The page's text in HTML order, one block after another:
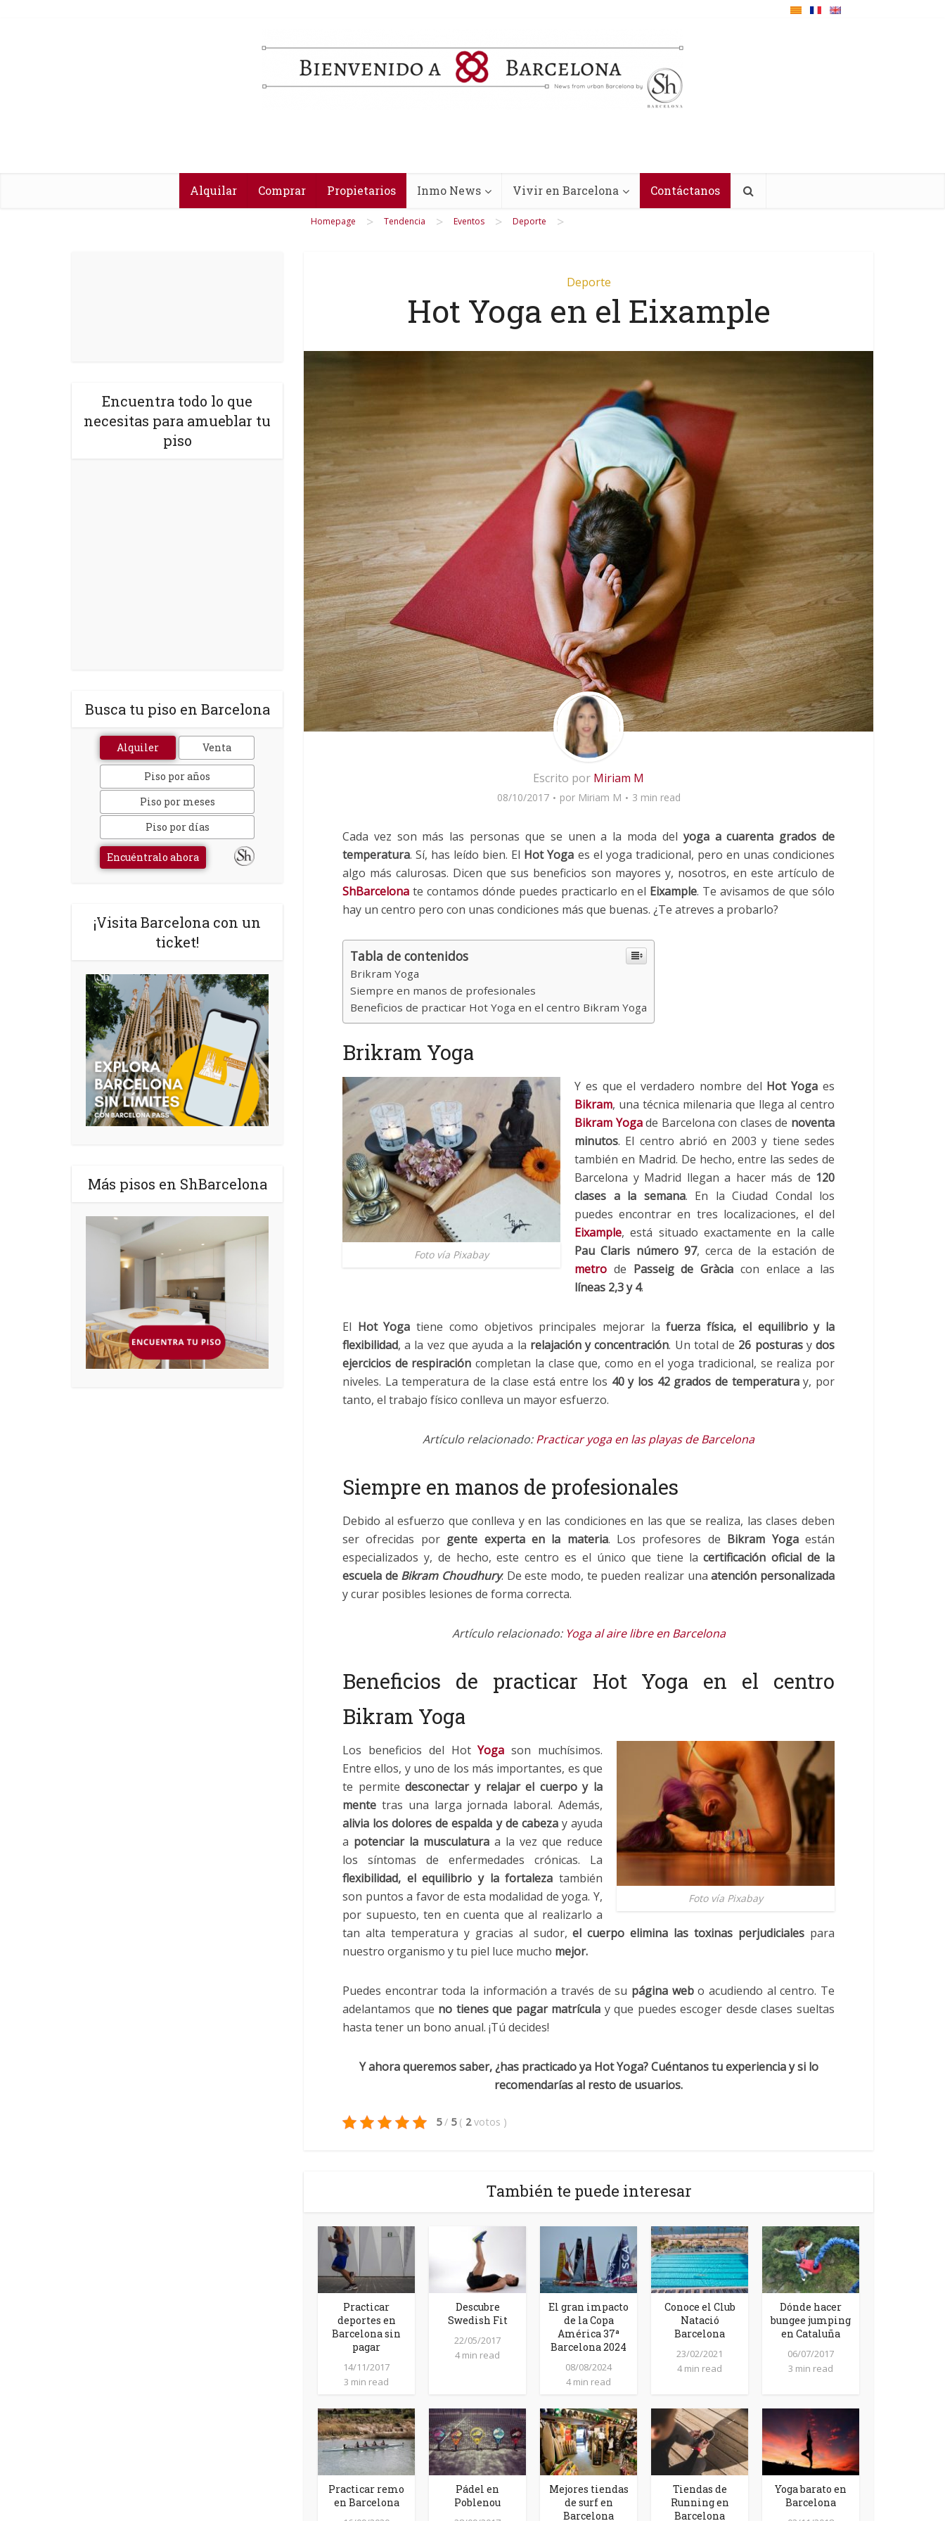
Alquilar Comprar Propietarios Inmo News Vivir en Barcelona Contáctanos
Homepage > Tendencia > Eventos > Deporte >
Encuentra todo lo que
necesitas para amueblar tu
piso
Busca tu piso en Barcelona
Alquiler Venta
Piso por años
Piso por meses
Piso por días
Encuéntralo ahora
¡Visita Barcelona con un
ticket!
Más pisos en ShBarcelona
Deporte
Hot Yoga en el Eixample
Escrito por Miriam M
08/10/2017 por Miriam M 3 min read
Cada vez son más las personas que se unen a la moda del yoga a cuarenta grados de
temperatura. Sí, has leído bien. El Hot Yoga es el yoga tradicional, pero en unas condiciones
algo más calurosas. Dicen que sus beneficios son mayores y, nosotros, en este artículo de
ShBarcelona te contamos dónde puedes practicarlo en el Eixample. Te avisamos de que sólo
hay un centro pero con unas condiciones más que buenas. ¿Te atreves a probarlo?
Tabla de contenidos
Brikram Yoga
Siempre en manos de profesionales
Beneficios de practicar Hot Yoga en el centro Bikram Yoga
Brikram Yoga
Foto vía Pixabay
Y es que el verdadero nombre del Hot Yoga es
Bikram, una técnica milenaria que llega al centro
Bikram Yogade Barcelona con clases de noventa
minutos. El centro abrió en 2003 y tiene sedes
también en Madrid. De hecho, entre las sedes de
Barcelona y Madrid llegan a hacer más de 120
clases a la semana. En la Ciudad Condal los
puedes encontrar en tres localizaciones, el del
Eixample, está situado exactamente en la calle
Pau Claris número 97, cerca de la estación de
metro de Passeig de Gràcia con enlace a las
líneas 2,3 y 4.
El Hot Yoga tiene como objetivos principales mejorar lafuerza física, el equilibrio y la
flexibilidad, a la vez que ayuda a la relajación y concentración. Un total de 26 posturasydos
ejercicios de respiración completan la clase que, como en el yoga tradicional, se realiza por
niveles. La temperatura de la clase está entre los 40 y los 42 grados de temperaturay, por
tanto, el trabajo físico conlleva un mayor esfuerzo.
Artículo relacionado:Practicar yoga en las playas de Barcelona
Siempre en manos de profesionales
Debido al esfuerzo que conlleva y en las condiciones en las que se realiza, las clases deben
ser ofrecidas por gente experta en la materia. Los profesores de Bikram Yogaestán
especializados y, de hecho, este centro es el único que tiene lacertificación oficial de la
escuela de Bikram Choudhury. De este modo, te pueden realizar unaatención personalizada
y curar posibles lesiones de forma correcta.
Artículo relacionado: Yoga al aire libre en Barcelona
Beneficios de practicar Hot Yoga en el centro
Bikram Yoga
Foto vía Pixabay
Los beneficios del HotYoga son muchísimos.
Entre ellos, y uno de los más importantes, es que
te permitedesconectar y relajar el cuerpo y la
mente tras una larga jornada laboral. Además,
alivia los dolores de espalda y de cabezay ayuda
a potenciar la musculatura a la vez que reduce
los síntomas de enfermedades crónicas. La
flexibilidad, el equilibrio y la fortaleza también
son puntos a favor de esta modalidad de yoga. Y,
por supuesto, ten en cuenta que al realizarlo a
tan alta temperatura y gracias al sudor,el cuerpo elimina las toxinas perjudiciales para
nuestro organismo y tu piel luce mucho mejor.
Puedes encontrar toda la información a través de su página webo acudiendo al centro. Te
adelantamos que no tienes que pagar matrícula y que puedes escoger desde clases sueltas
hasta tener un bono anual. ¡Tú decides!
Y ahora queremos saber, ¿has practicado ya Hot Yoga? Cuéntanos tu experiencia y si lo
recomendarías al resto de usuarios.
5 / 5 ( 2 votos )
También te puede interesar
Practicar
deportes en
Barcelona sin
pagar
14/11/2017
3 min read
Descubre
Swedish Fit
22/05/2017
4 min read
El gran impacto
de la Copa
América 37ª
Barcelona 2024
08/08/2024
4 min read
Conoce el Club
Natació
Barcelona
23/02/2021
4 min read
Dónde hacer
bungee jumping
en Cataluña
06/07/2017
3 min read
Practicar remo
en Barcelona
Pádel en
Poblenou
Mejores tiendas
de surf en
Barcelona
Tiendas de
Running en
Barcelona
Yoga barato en
Barcelona